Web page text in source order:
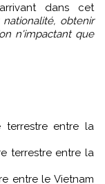
dans cet
obtenir
n'impactant que
terrestre entre la
terrestre entre la
entre le Vietnam